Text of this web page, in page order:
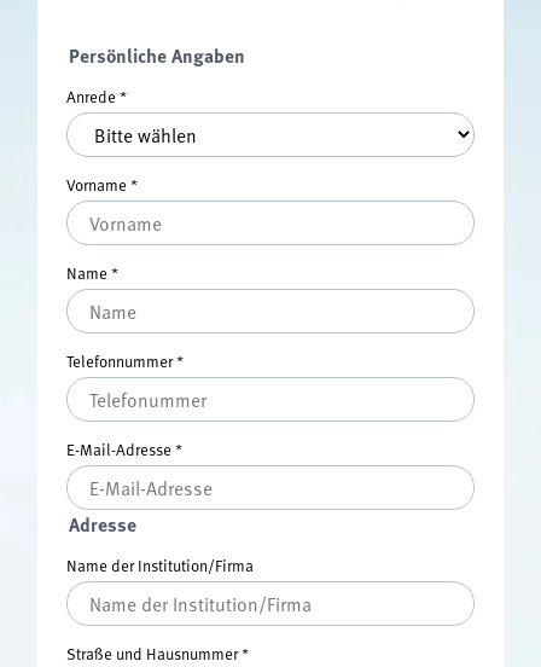
Persönliche Angaben
Anrede*
Vorname*
Name*
Telefonnummer*
E-Mail-Adresse*
Adresse
Name der Institution/Firma
Straße und Hausnummer*